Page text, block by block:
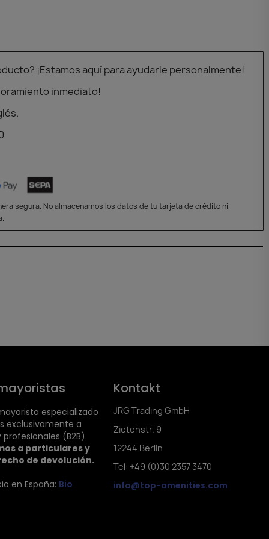
¡Estamos aquí para ayudarle personalmente!
inmediato!
segura. No almacenamos los datos de tu tarjeta de crédito ni
especializado
exclusivamente a
(B2B).
a particulares y
de devolución.
en España: Bio
Kontakt
JRG Trading GmbH
Zietenstr. 9
12244 Berlin
Tel: +49 (0)30 2357 3470
info@top-amenities.com